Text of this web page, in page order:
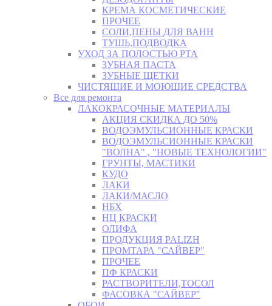
КРЕМА КОСМЕТИЧЕСКИЕ
ПРОЧЕЕ
СОЛИ,ПЕНЫ ДЛЯ ВАНН
ТУШЬ,ПОДВОДКА
УХОД ЗА ПОЛОСТЬЮ РТА
ЗУБНАЯ ПАСТА
ЗУБНЫЕ ЩЕТКИ
ЧИСТЯЩИЕ И МОЮЩИЕ СРЕДСТВА
Все для ремонта
ЛАКОКРАСОЧНЫЕ МАТЕРИАЛЫ
АКЦИЯ СКИДКА ДО 50%
ВОДОЭМУЛЬСИОННЫЕ КРАСКИ
ВОДОЭМУЛЬСИОННЫЕ КРАСКИ
"ВОЛНА" , "НОВЫЕ ТЕХНОЛОГИИ"
ГРУНТЫ, МАСТИКИ
КУДО
ЛАКИ
ЛАКИ/МАСЛО
НБХ
НЦ КРАСКИ
ОЛИФА
ПРОДУКЦИЯ PALIZH
ПРОМТАРА "САЙВЕР"
ПРОЧЕЕ
ПФ КРАСКИ
РАСТВОРИТЕЛИ,ТОСОЛ
ФАСОВКА "САЙВЕР"